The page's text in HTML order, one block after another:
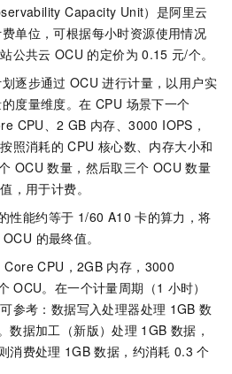
Capacity Unit）是阿里云
单位，可根据每小时资源使用情况
公共云 OCU 的定价为 0.15 元/个。
逐步通过 OCU 进行计量，以用户实
度量维度。在 CPU 场景下一个
CPU、2 GB 内存、3000 IOPS，
照消耗的 CPU 核心数、内存大小和
OCU 数量，然后取三个 OCU 数量
，用于计费。
性能约等于 1/60 A10 卡的算力，将
的最终值。
Core CPU，2GB 内存，3000
OCU。在一个计量周期（1 小时）
可参考：数据写入处理器处理 1GB 数
数据加工（新版）处理 1GB 数据，
消费处理 1GB 数据，约消耗 0.3 个